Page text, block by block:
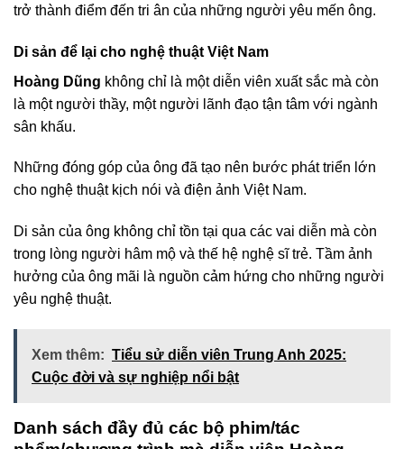
trở thành điểm đến tri ân của những người yêu mến ông.
Di sản để lại cho nghệ thuật Việt Nam
Hoàng Dũng không chỉ là một diễn viên xuất sắc mà còn
là một người thầy, một người lãnh đạo tận tâm với ngành
sân khấu.
Những đóng góp của ông đã tạo nên bước phát triển lớn
cho nghệ thuật kịch nói và điện ảnh Việt Nam.
Di sản của ông không chỉ tồn tại qua các vai diễn mà còn
trong lòng người hâm mộ và thế hệ nghệ sĩ trẻ. Tầm ảnh
hưởng của ông mãi là nguồn cảm hứng cho những người
yêu nghệ thuật.
Xem thêm: Tiểu sử diễn viên Trung Anh 2025:
Cuộc đời và sự nghiệp nổi bật
Danh sách đầy đủ các bộ phim/tác